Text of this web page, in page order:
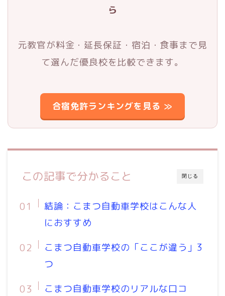
ら
元教官が料金・延長保証・宿泊・食事まで見
て選んだ優良校を比較できます。
合宿免許ランキングを見る ≫
閉じる
この記事で分かること
結論：こまつ自動車学校はこんな人
におすすめ
こまつ自動車学校の「ここが違う」3
つ
こまつ自動車学校のリアルな口コ